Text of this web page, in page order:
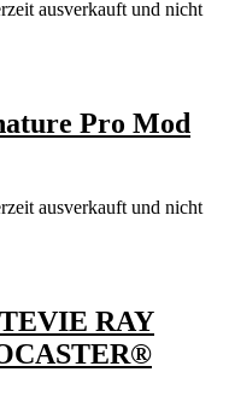
ausverkauft und nicht
Pro Mod
ausverkauft und nicht
RAY